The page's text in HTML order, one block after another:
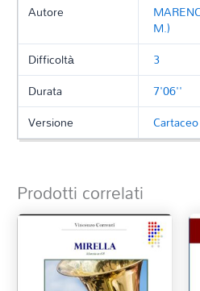
Autore
M.)
Difficoltà
3
Durata
7'06''
Versione
Prodotti correlati